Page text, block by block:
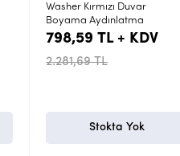
Washer Amber Duvar
Boyama Aydınlatma
1.397,53 TL + KDV
3.992,96 TL
Stokta Yok